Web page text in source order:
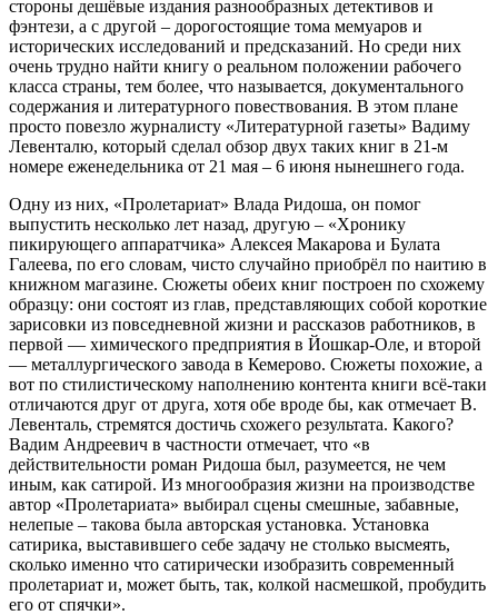
стороны дешёвые издания разнообразных детективов и
фэнтези, а с другой – дорогостоящие тома мемуаров и
исторических исследований и предсказаний. Но среди них
очень трудно найти книгу о реальном положении рабочего
класса страны, тем более, что называется, документального
содержания и литературного повествования. В этом плане
просто повезло журналисту «Литературной газеты» Вадиму
Левенталю, который сделал обзор двух таких книг в 21-м
номере еженедельника от 21 мая – 6 июня нынешнего года.
Одну из них, «Пролетариат» Влада Ридоша, он помог
выпустить несколько лет назад, другую – «Хронику
пикирующего аппаратчика» Алексея Макарова и Булата
Галеева, по его словам, чисто случайно приобрёл по наитию в
книжном магазине. Сюжеты обеих книг построен по схожему
образцу: они состоят из глав, представляющих собой короткие
зарисовки из повседневной жизни и рассказов работников, в
первой — химического предприятия в Йошкар-Оле, и второй
— металлургического завода в Кемерово. Сюжеты похожие, а
вот по стилистическому наполнению контента книги всё-таки
отличаются друг от друга, хотя обе вроде бы, как отмечает В.
Левенталь, стремятся достичь схожего результата. Какого?
Вадим Андреевич в частности отмечает, что «в
действительности роман Ридоша был, разумеется, не чем
иным, как сатирой. Из многообразия жизни на производстве
автор «Пролетариата» выбирал сцены смешные, забавные,
нелепые – такова была авторская установка. Установка
сатирика, выставившего себе задачу не столько высмеять,
сколько именно что сатирически изобразить современный
пролетариат и, может быть, так, колкой насмешкой, пробудить
его от спячки».